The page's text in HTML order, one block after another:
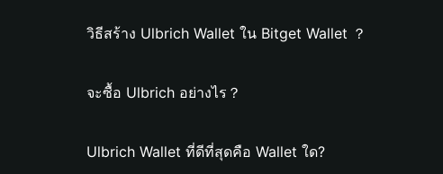
วิธีสร้าง Ulbrich Wallet ใน Bitget Wallet ？
จะซื้อ Ulbrich อย่างไร？
Ulbrich Wallet ที่ดีที่สุดคือ Wallet ใด?